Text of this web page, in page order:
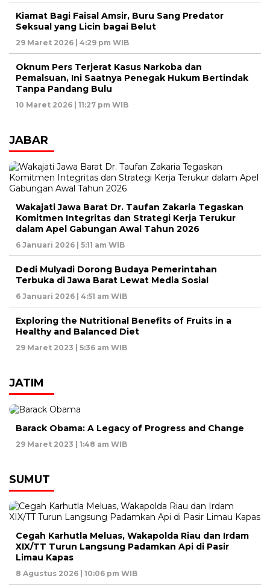
Kiamat Bagi Faisal Amsir, Buru Sang Predator
Seksual yang Licin bagai Belut
29 Maret 2026 | 4:29 pm WIB
Oknum Pers Terjerat Kasus Narkoba dan
Pemalsuan, Ini Saatnya Penegak Hukum Bertindak
Tanpa Pandang Bulu
10 Maret 2026 | 11:27 pm WIB
JABAR
Wakajati Jawa Barat Dr. Taufan Zakaria Tegaskan
Komitmen Integritas dan Strategi Kerja Terukur
dalam Apel Gabungan Awal Tahun 2026
6 Januari 2026 | 5:11 am WIB
Dedi Mulyadi Dorong Budaya Pemerintahan
Terbuka di Jawa Barat Lewat Media Sosial
6 Januari 2026 | 4:51 am WIB
Exploring the Nutritional Benefits of Fruits in a
Healthy and Balanced Diet
29 Maret 2023 | 5:36 am WIB
JATIM
Barack Obama: A Legacy of Progress and Change
29 Maret 2023 | 1:48 am WIB
SUMUT
Cegah Karhutla Meluas, Wakapolda Riau dan Irdam
XIX/TT Turun Langsung Padamkan Api di Pasir
Limau Kapas
8 Agustus 2026 | 10:06 pm WIB